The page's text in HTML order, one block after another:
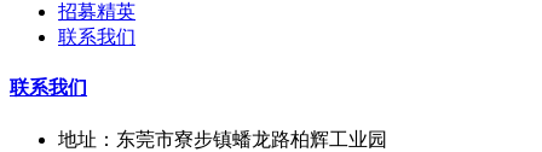
招募精英
联系我们
联系我们
地址：东莞市寮步镇蟠龙路柏辉工业园